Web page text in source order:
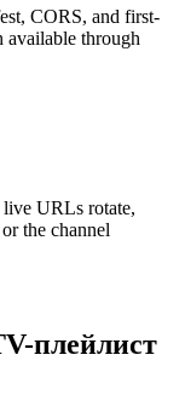
CORS, and first-
available through
live URLs rotate,
the channel
плейлист